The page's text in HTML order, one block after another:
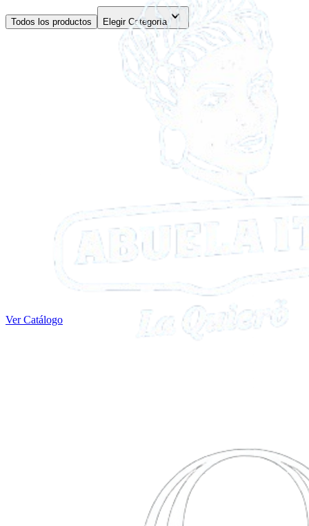
Todos los productos Elegir Categoría expand_more
Ver Catálogo